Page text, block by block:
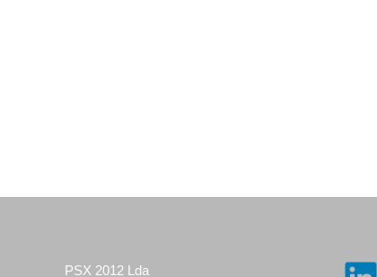
PSX 2012 Lda